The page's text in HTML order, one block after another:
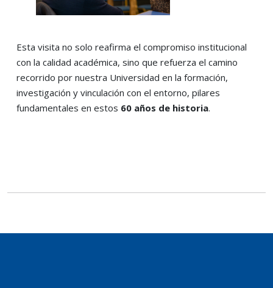
Esta visita no solo reafirma el compromiso institucional
con la calidad académica, sino que refuerza el camino
recorrido por nuestra Universidad en la formación,
investigación y vinculación con el entorno, pilares
fundamentales en estos 60 años de historia.